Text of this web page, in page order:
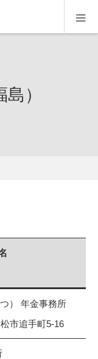
）
） 年金事務所
市追手町5-16